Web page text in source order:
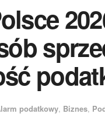
podatkowy, Biznes,